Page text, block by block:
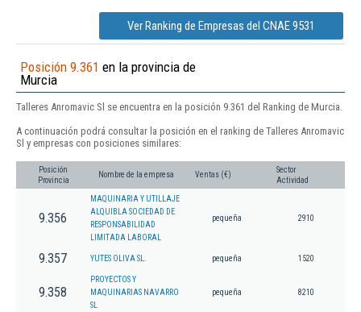
Ver Ranking de Empresas del CNAE 9531
Posición 9.361 en la provincia de
Murcia
Talleres Anromavic Sl se encuentra en la posición 9.361 del Ranking de Murcia.
A continuación podrá consultar la posición en el ranking de Talleres Anromavic
Sl y empresas con posiciones similares:
Posición
Provincia
Nombre de la empresa Ventas (€)
Sector
Actividad
9.356
MAQUINARIA Y UTILLAJE
ALQUIBLA SOCIEDAD DE
RESPONSABILIDAD
LIMITADA LABORAL
pequeña 2910
9.357 YUTES OLIVA SL. pequeña 1520
9.358
PROYECTOS Y
MAQUINARIAS NAVARRO
SL
pequeña 8210